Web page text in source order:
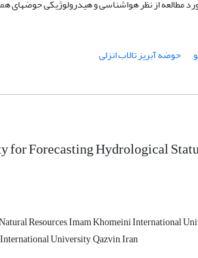
مطالعه از نظر هواشناسی و هیدرولوژیکی
حوضه آبریز تالاب انزلی
Forecasting Hydrological
Resources, Imam Khomeini International
University, Qazvin, Iran